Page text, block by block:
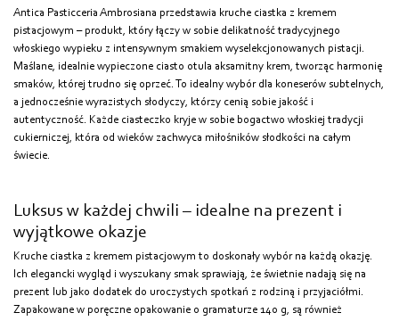
Antica Pasticceria Ambrosiana przedstawia kruche ciastka z kremem
pistacjowym – produkt, który łączy w sobie delikatność tradycyjnego
włoskiego wypieku z intensywnym smakiem wyselekcjonowanych pistacji.
Maślane, idealnie wypieczone ciasto otula aksamitny krem, tworząc harmonię
smaków, której trudno się oprzeć. To idealny wybór dla koneserów subtelnych,
a jednocześnie wyrazistych słodyczy, którzy cenią sobie jakość i
autentyczność. Każde ciasteczko kryje w sobie bogactwo włoskiej tradycji
cukierniczej, która od wieków zachwyca miłośników słodkości na całym
świecie.
Luksus w każdej chwili – idealne na prezent i
wyjątkowe okazje
Kruche ciastka z kremem pistacjowym to doskonały wybór na każdą okazję.
Ich elegancki wygląd i wyszukany smak sprawiają, że świetnie nadają się na
prezent lub jako dodatek do uroczystych spotkań z rodziną i przyjaciółmi.
Zapakowane w poręczne opakowanie o gramaturze 140 g, są również